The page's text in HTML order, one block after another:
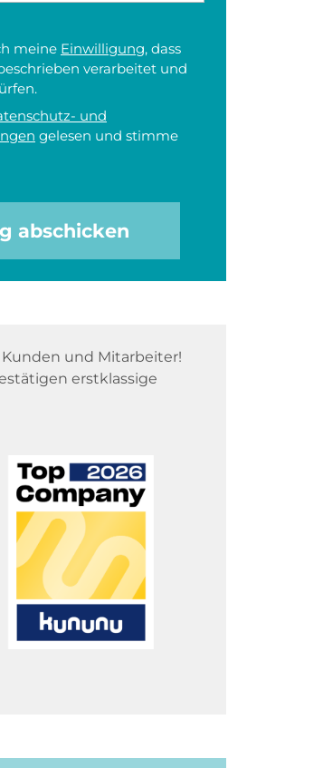
meine Einwilligung, dass
verarbeitet und
und
gelesen und stimme
abschicken
und Mitarbeiter!
erstklassige